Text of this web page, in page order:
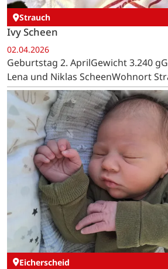
Strauch
Ivy Scheen
02.04.2026
Geburtstag 2. AprilGewicht 3.240
Lena und Niklas ScheenWohnort
Eicherscheid